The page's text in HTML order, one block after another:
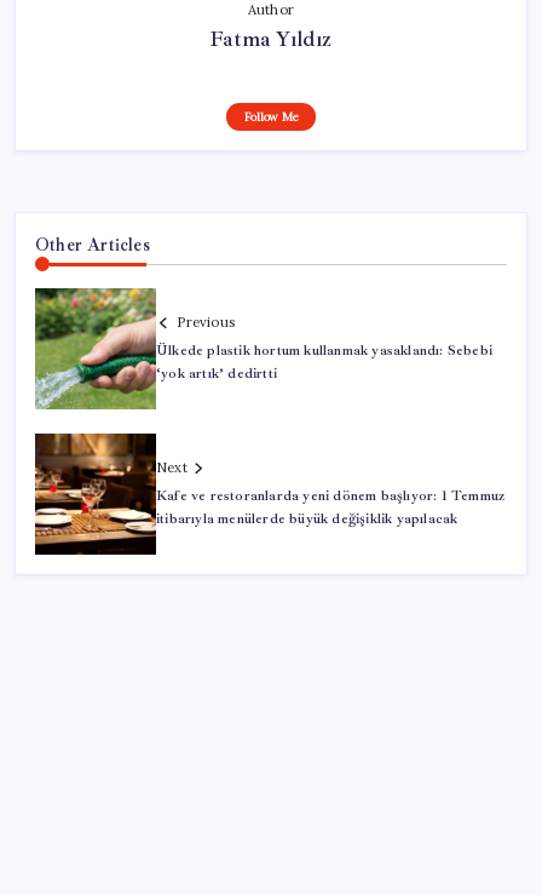
Author
Fatma Yıldız
Follow Me
Other Articles
Previous
Ülkede plastik hortum kullanmak yasaklandı: Sebebi
‘yok artık’ dedirtti
Next
Kafe ve restoranlarda yeni dönem başlıyor: 1 Temmuz
itibarıyla menülerde büyük değişiklik yapılacak